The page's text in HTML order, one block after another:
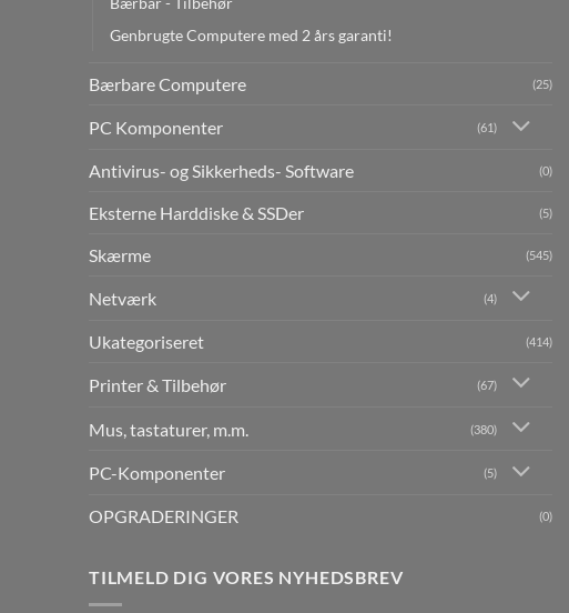
Genbrugte Computere med 2 års garanti!
Bærbare Computere (25)
PC Komponenter (61)
Antivirus- og Sikkerheds- Software (0)
Eksterne Harddiske & SSDer (5)
Skærme (545)
Netværk (4)
Ukategoriseret (414)
Printer & Tilbehør (67)
Mus, tastaturer, m.m. (380)
PC-Komponenter (5)
OPGRADERINGER (0)
TILMELD DIG VORES NYHEDSBREV